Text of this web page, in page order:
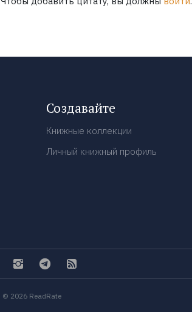
Создавайте
Книжные коллекции
Личный книжный профиль
© 2026 ReadRate